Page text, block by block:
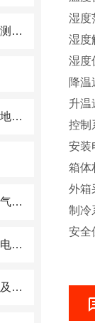
如何安全的使用变压器直流电阻测试仪？
让双枪电缆刺扎器助您高效安全地施工
三倍频感应耐压试验发生器：电气安全检测的守护神
串联谐振耐压试验设备：提升发电机试验的效率与安全性
三倍频感应耐压试验装置的原理及日常维护策略
湿度
湿度
湿度
降温
升温
控制
安装
箱体
外箱
制冷
安全